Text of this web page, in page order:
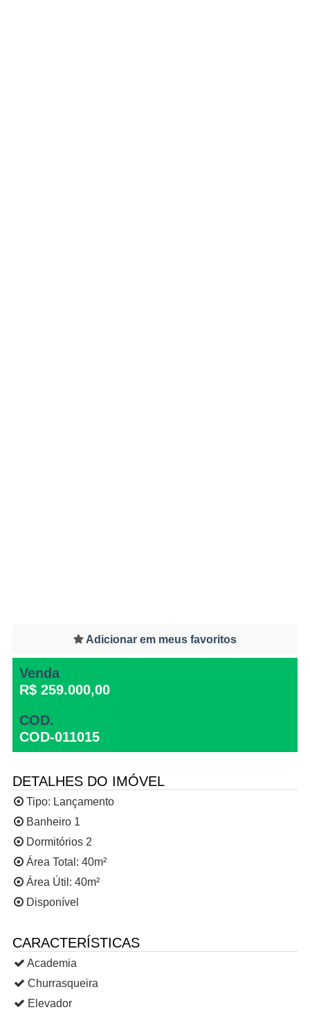
Adicionar em meus favoritos
Venda
R$ 259.000,00
COD.
COD-011015
DETALHES DO IMÓVEL
Tipo: Lançamento
Banheiro 1
Dormitórios 2
Área Total: 40m²
Área Útil: 40m²
Disponível
CARACTERÍSTICAS
Academia
Churrasqueira
Elevador